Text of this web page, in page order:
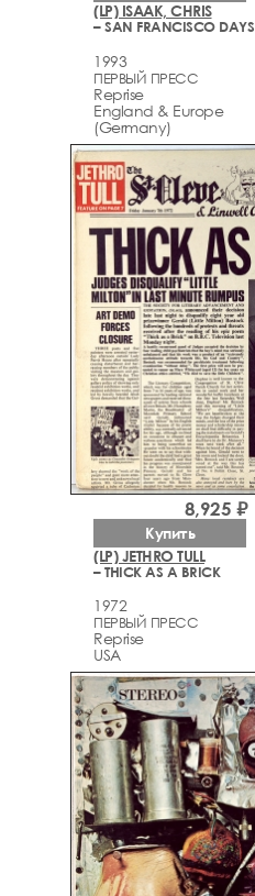
(LP) ISAAK, CHRIS
– SAN FRANCISCO DAYS
1993
ПЕРВЫЙ ПРЕСС
Reprise
England & Europe
(Germany)
(LP) JETHRO TULL
– THICK AS A BRICK
1972
ПЕРВЫЙ ПРЕСС
Reprise
USA
8,925 ₽
Купить